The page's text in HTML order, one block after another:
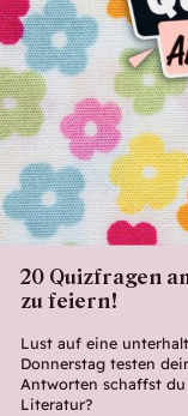
20 Quizfragen
zu feiern!
Lust auf eine
Donnerstag testen
Antworten schaffst du
Literatur?